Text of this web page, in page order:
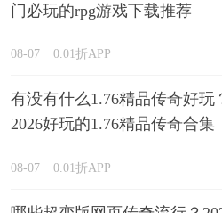
门必玩的rpg游戏下载推荐
08-07 0.01折APP
有没有什么1.76精品传奇好玩
2026好玩的1.76精品传奇合集
08-07 0.01折APP